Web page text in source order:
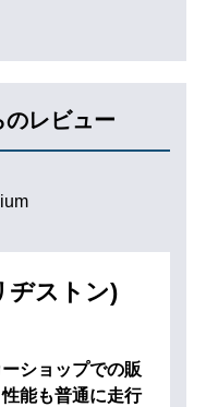
のレビュー
ヂストン)
ショップでの販
能も普通に走行